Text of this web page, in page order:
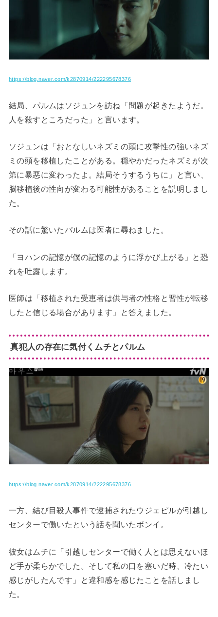
https://blog.naver.com/k2870914/222295678376
結局、パルムはソジュンを訪ね「問題が起きたようだ。
人を殺すところだった」と言います。
ソジュンは「おとなしいネズミの頭に攻撃性の強いネズ
ミの頭を移植したことがある。穏やかだったネズミが次
第に暴悪に変わったよ。結局そうするうちに」と言い、
脳移植後の性向が変わる可能性があることを説明しまし
た。
その話に驚いたパルムは医者に尋ねました。
「ヨハンの記憶が僕の記憶のように浮かび上がる」と恐
れを吐露します。
医師は「移植された受恵者は供与者の性格と習性が転移
したと信じる場合があります」と答えました。
真犯人の存在に気付くムチとパルム
https://blog.naver.com/k2870914/222295678376
一方、結び目殺人事件で逮捕されたウジェピルが引越し
センターで働いたという話を聞いたボンイ。
彼女はムチに「引越しセンターで働く人とは思えないほ
ど手が柔らかでした。そして私の口を塞いだ時、冷たい
感じがしたんです」と違和感を感じたことを話しまし
た。